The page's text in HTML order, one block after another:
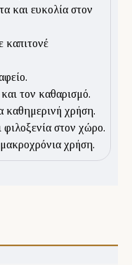
και ευκολία στον
καπιτονέ
τον καθαρισμό.
καθημερινή χρήση.
φιλοξενία στον χώρο.
χρήση.